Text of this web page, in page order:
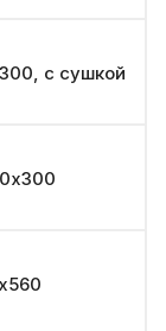
с сушкой